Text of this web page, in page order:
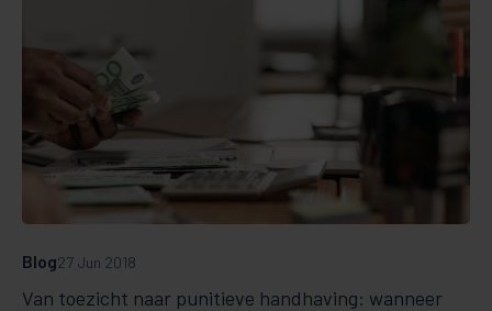
Van toezicht naar punitieve handhaving: wanneer
Blog27 Jun 2018